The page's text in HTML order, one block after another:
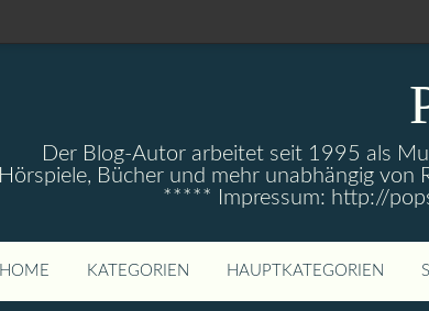
Der Blog-Autor arbeitet seit 1995 als
Hörspiele, Bücher und mehr unabhängig von
***** Impressum: http://
HOME KATEGORIEN HAUPTKATEGORIEN